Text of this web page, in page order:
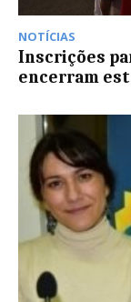
NOTÍCIAS
Inscrições
encerram